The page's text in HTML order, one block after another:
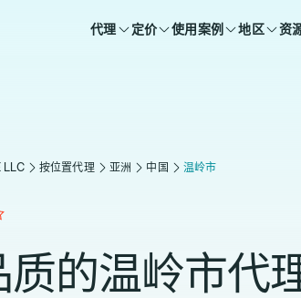
代理 定价 使用案例 地区 资
LLC 按位置代理 亚洲 中国 温岭市
质的温岭市代